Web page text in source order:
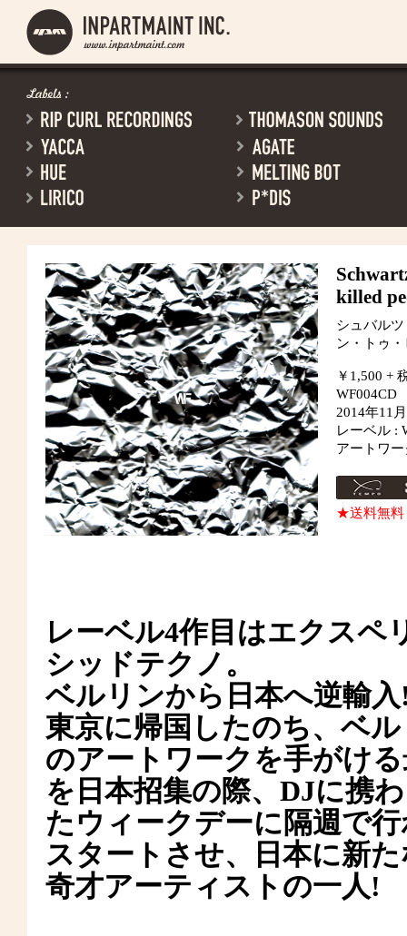
killed
シュバル
ン・トゥ
￥1,500 +
WF004CD
2014年11
レーベル :
アートワ
★送料無料
レーベル4作目はエクスペ
シッドテクノ。
ベルリンから日本へ逆輸
東京に帰国したのち、ベ
のアートワークを手がけ
を日本招集の際、DJに携
たウィークデーに隔週で
スタートさせ、日本に新
奇才アーティストの一人!